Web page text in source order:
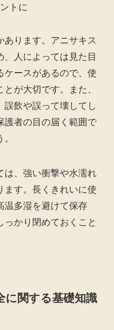
トに
あります。アニサキス
、人によっては見た目
ケースがあるので、使
が大切です。また、
飲や誤って壊してし
護者の目の届く範囲で
は、強い衝撃や水濡れ
ます。長くきれいに使
温多湿を避けて保存
っかり閉めておくこと
に関する基礎知識